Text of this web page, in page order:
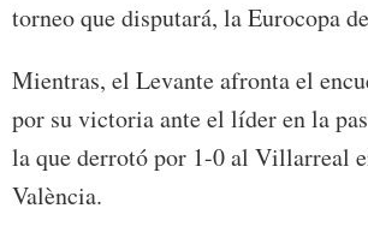
torneo que disputará, la Eurocopa
Mientras, el Levante afronta el
por su victoria ante el líder en la
la que derrotó por 1-0 al Villarreal
València.